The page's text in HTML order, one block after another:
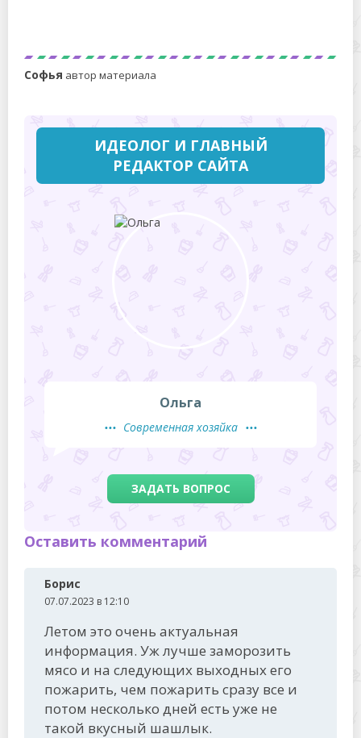
Софья автор материала
ИДЕОЛОГ И ГЛАВНЫЙ
РЕДАКТОР САЙТА
Ольга
Современная хозяйка
ЗАДАТЬ ВОПРОС
Оставить комментарий
Борис
07.07.2023 в 12:10
Летом это очень актуальная
информация. Уж лучше заморозить
мясо и на следующих выходных его
пожарить, чем пожарить сразу все и
потом несколько дней есть уже не
такой вкусный шашлык.